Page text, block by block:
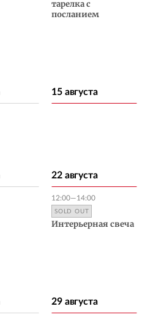
тарелка с
посланием
15 августа
22 августа
12:00—14:00
SOLD OUT
Интерьерная свеча
29 августа